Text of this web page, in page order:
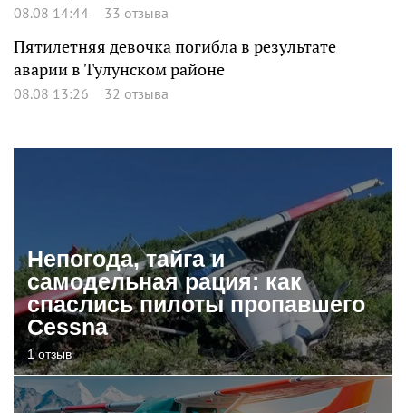
08.08 14:44 33 отзыва
Пятилетняя девочка погибла в результате
аварии в Тулунском районе
08.08 13:26 32 отзыва
Непогода, тайга и
самодельная рация: как
спаслись пилоты пропавшего
Cessna
1 отзыв